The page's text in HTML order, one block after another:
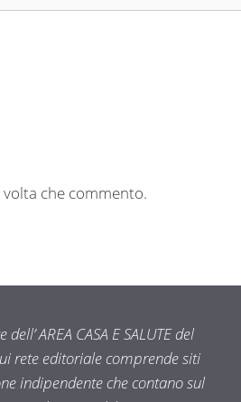
che commento.
AREA CASA E SALUTE del
rete editoriale comprende siti
indipendente che contano sul